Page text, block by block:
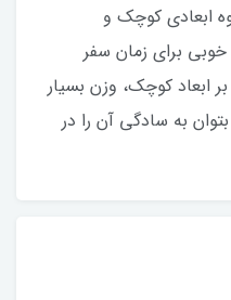
ابعادی کوچک و
خوبی برای زمان سفر
ابعاد کوچک، وزن بسیار
به سادگی آن را در